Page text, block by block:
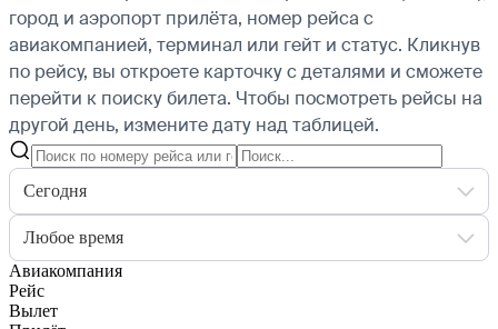
город и аэропорт прилёта, номер рейса с
авиакомпанией, терминал или гейт и статус. Кликнув
по рейсу, вы откроете карточку с деталями и сможете
перейти к поиску билета. Чтобы посмотреть рейсы на
другой день, измените дату над таблицей.
Сегодня
Любое время
Авиакомпания
Рейс
Вылет